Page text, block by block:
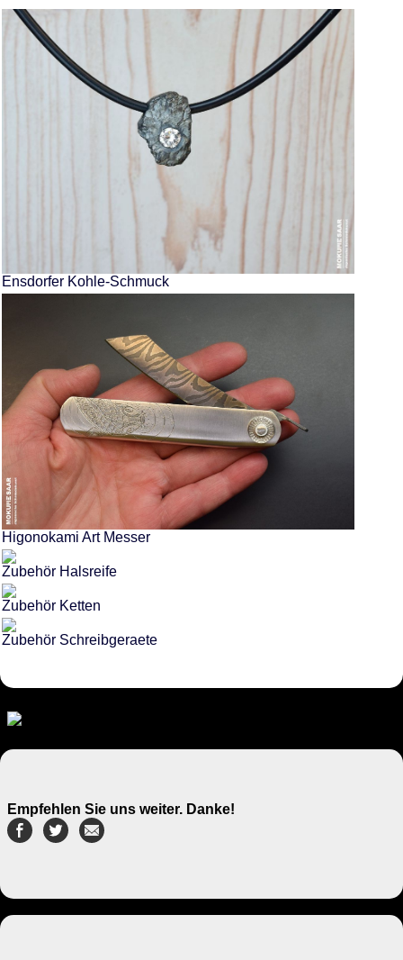
Ensdorfer Kohle-Schmuck
Higonokami Art Messer
Zubehör Halsreife
Zubehör Ketten
Zubehör Schreibgeraete
Empfehlen Sie uns weiter. Danke!